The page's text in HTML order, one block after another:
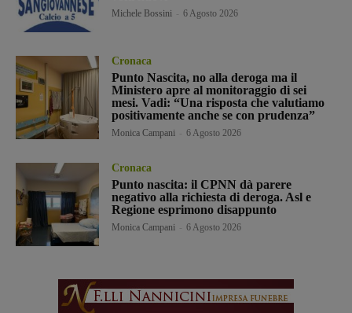
Michele Bossini 6 Agosto 2026
Cronaca
Punto Nascita, no alla deroga ma il
Ministero apre al monitoraggio di sei
mesi. Vadi: “Una risposta che valutiamo
positivamente anche se con prudenza”
Monica Campani 6 Agosto 2026
Cronaca
Punto nascita: il CPNN dà parere
negativo alla richiesta di deroga. Asl e
Regione esprimono disappunto
Monica Campani 6 Agosto 2026